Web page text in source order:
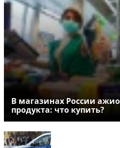
В магазинах России
продукта: что купить?